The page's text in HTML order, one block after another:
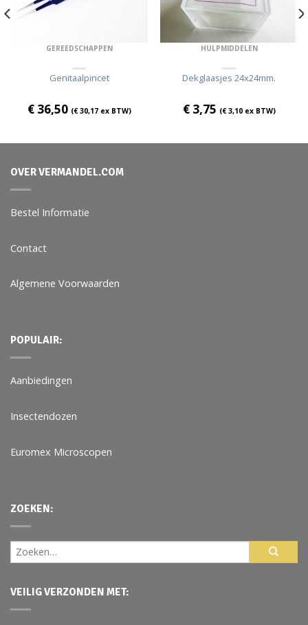
GEREEDSCHAPPEN
Genitaalpincet
€36,50 (€30,17ex BTW)
HULPMIDDELEN
Dekglaasjes 24x24mm.
€3,75 (€3,10ex BTW)
OVER VERMANDEL.COM
Bestel Informatie
Contact
Algemene Voorwaarden
POPULAIR:
Aanbiedingen
Insectendozen
Euromex Microscopen
ZOEKEN:
VEILIG VERZONDEN MET: